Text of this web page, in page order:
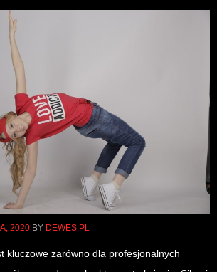
2020 BY DEWES.PL
kluczowe zarówno dla profesjonalnych